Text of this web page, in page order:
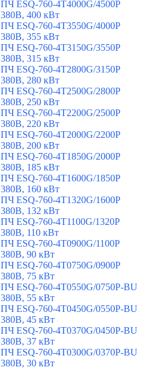
ПЧ ESQ-760-4T4000G/4500P
380В, 400 кВт
ПЧ ESQ-760-4T3550G/4000P
380В, 355 кВт
ПЧ ESQ-760-4T3150G/3550P
380В, 315 кВт
ПЧ ESQ-760-4T2800G/3150P
380В, 280 кВт
ПЧ ESQ-760-4T2500G/2800P
380В, 250 кВт
ПЧ ESQ-760-4T2200G/2500P
380В, 220 кВт
ПЧ ESQ-760-4T2000G/2200P
380В, 200 кВт
ПЧ ESQ-760-4T1850G/2000P
380В, 185 кВт
ПЧ ESQ-760-4T1600G/1850P
380В, 160 кВт
ПЧ ESQ-760-4T1320G/1600P
380В, 132 кВт
ПЧ ESQ-760-4T1100G/1320P
380В, 110 кВт
ПЧ ESQ-760-4T0900G/1100P
380В, 90 кВт
ПЧ ESQ-760-4T0750G/0900P
380В, 75 кВт
ПЧ ESQ-760-4T0550G/0750P-BU
380В, 55 кВт
ПЧ ESQ-760-4T0450G/0550P-BU
380В, 45 кВт
ПЧ ESQ-760-4T0370G/0450P-BU
380В, 37 кВт
ПЧ ESQ-760-4T0300G/0370P-BU
380В, 30 кВт